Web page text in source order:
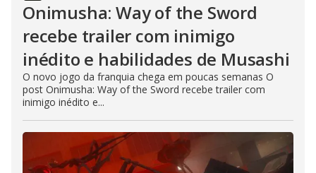
Onimusha: Way of the Sword
recebe trailer com inimigo
inédito e habilidades de Musashi
O novo jogo da franquia chega em poucas semanas O
post Onimusha: Way of the Sword recebe trailer com
inimigo inédito e...